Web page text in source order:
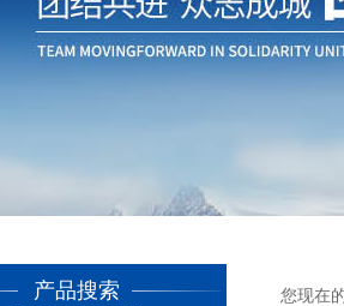
产品搜索 您现在